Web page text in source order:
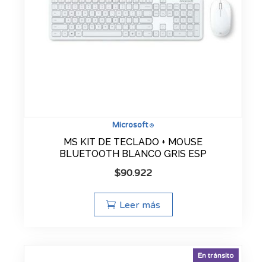
Microsoft®
MS KIT DE TECLADO + MOUSE
BLUETOOTH BLANCO GRIS ESP
$90.922
Leer más
En tránsito